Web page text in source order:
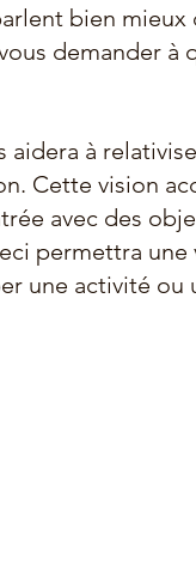
bien
demander à
aidera à
Cette vision
avec des
permettra une
une activité ou